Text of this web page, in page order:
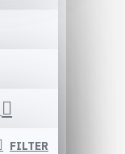
FILTER